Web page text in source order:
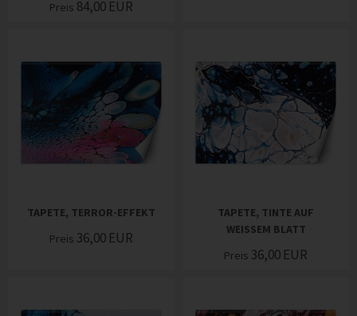
Preis 84,00 EUR
TAPETE, TERROR-EFFEKT
Preis 36,00 EUR
TAPETE, TINTE AUF
WEISSEM BLATT
Preis 36,00 EUR